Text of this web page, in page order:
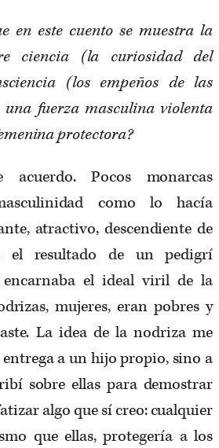
en este cuento se muestra la
ciencia (la curiosidad del
(los empeños de las
una fuerza masculina violenta
protectora?
Pocos monarcas
como lo hacía
atractivo, descendiente de
el resultado de un pedigrí
encarnaba el ideal viril de la
mujeres, eran pobres y
La idea de la nodriza me
a un hijo propio, sino a
sobre ellas para demostrar
algo que sí creo: cualquier
que ellas, protegería a los